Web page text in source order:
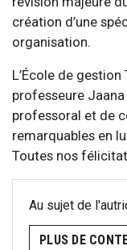
création d’une
organisation.
L’École de
professeure
professoral et de
remarquables en
Toutes nos
Au sujet de
PLUS DE